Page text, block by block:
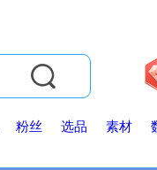
粉丝 选品 素材